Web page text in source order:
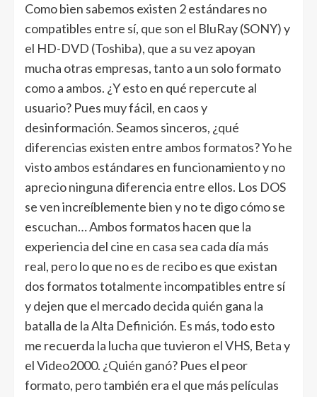
Como bien sabemos existen 2 estándares no
compatibles entre sí, que son el BluRay (SONY) y
el HD-DVD (Toshiba), que a su vez apoyan
mucha otras empresas, tanto a un solo formato
como a ambos. ¿Y esto en qué repercute al
usuario? Pues muy fácil, en caos y
desinformación. Seamos sinceros, ¿qué
diferencias existen entre ambos formatos? Yo he
visto ambos estándares en funcionamiento y no
aprecio ninguna diferencia entre ellos. Los DOS
se ven increíblemente bien y no te digo cómo se
escuchan… Ambos formatos hacen que la
experiencia del cine en casa sea cada día más
real, pero lo que no es de recibo es que existan
dos formatos totalmente incompatibles entre sí
y dejen que el mercado decida quién gana la
batalla de la Alta Definición. Es más, todo esto
me recuerda la lucha que tuvieron el VHS, Beta y
el Video2000. ¿Quién ganó? Pues el peor
formato, pero también era el que más películas